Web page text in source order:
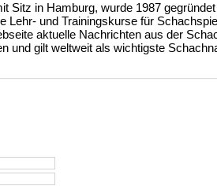
Sitz in Hamburg, wurde 1987
Lehr- und Trainingskurse für
aktuelle Nachrichten aus der
und gilt weltweit als wichtigste